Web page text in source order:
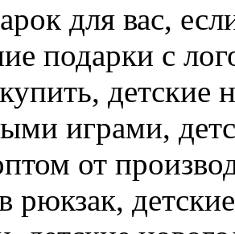
для вас,
подарки с
детские
играми,
от
рюкзак,